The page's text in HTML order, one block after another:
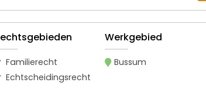
Familierecht
Echtscheidingsrecht
Werkgebied
Bussum